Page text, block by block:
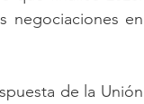
negociaciones en
de la Unión